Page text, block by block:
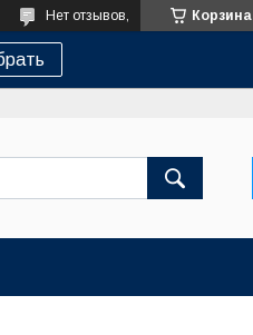
Корзина
Нет отзывов,